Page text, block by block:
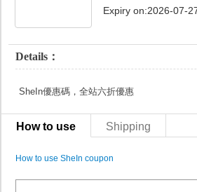
Expiry on:2026-07-
Details：
SheIn優惠碼，全站六折優惠
How to use Shipping
How to use SheIn coupon